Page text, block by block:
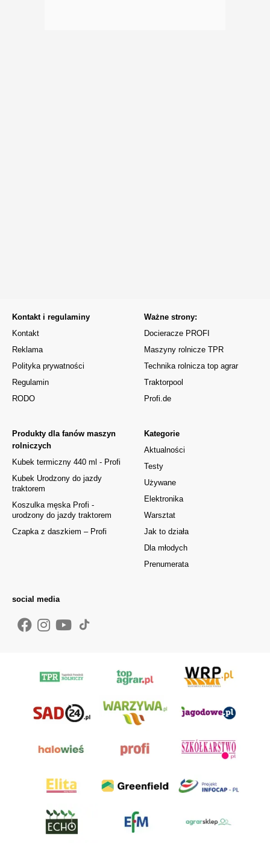
Kontakt i regulaminy
Kontakt
Reklama
Polityka prywatności
Regulamin
RODO
Kategorie
Aktualności
Testy
Używane
Elektronika
Warsztat
Jak to działa
Dla młodych
Prenumerata
Produkty dla fanów maszyn
rolniczych
Kubek termiczny 440 ml - Profi
Kubek Urodzony do jazdy
traktorem
Koszulka męska Profi -
urodzony do jazdy traktorem
Czapka z daszkiem – Profi
Ważne strony:
Docieracze PROFI
Maszyny rolnicze TPR
Technika rolnicza top agrar
Traktorpool
Profi.de
social media